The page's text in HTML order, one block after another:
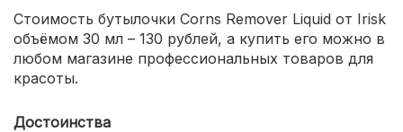
Стоимость бутылочки Corns Remover Liquid от Irisk
объёмом 30 мл – 130 рублей, а купить его можно в
любом магазине профессиональных товаров для
красоты.
Достоинства